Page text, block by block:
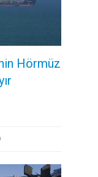
Hörmüz